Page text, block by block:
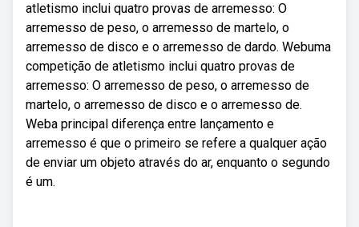
atletismo inclui quatro provas de arremesso: O
arremesso de peso, o arremesso de martelo, o
arremesso de disco e o arremesso de dardo. Webuma
competição de atletismo inclui quatro provas de
arremesso: O arremesso de peso, o arremesso de
martelo, o arremesso de disco e o arremesso de.
Weba principal diferença entre lançamento e
arremesso é que o primeiro se refere a qualquer ação
de enviar um objeto através do ar, enquanto o segundo
é um.